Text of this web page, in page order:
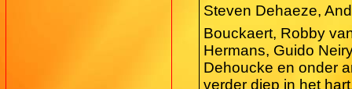
Steven Dehaeze,
Bouckaert, Robby
Hermans, Guido
Dehoucke en onder
verder diep in het